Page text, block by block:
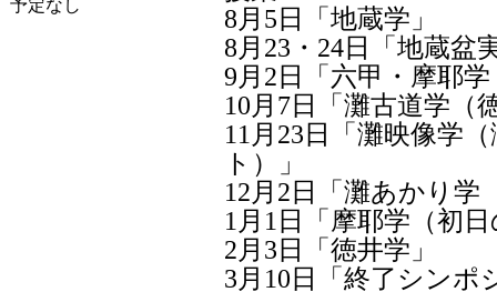
予定なし
8月5日「地蔵学」
8月23・24日「地蔵盆
9月2日「六甲・摩耶
10月7日「灘古道学（
11月23日「灘映像学
ト）」
12月2日「灘あかり学
1月1日「摩耶学（初
2月3日「徳井学」
3月10日「終了シンポ